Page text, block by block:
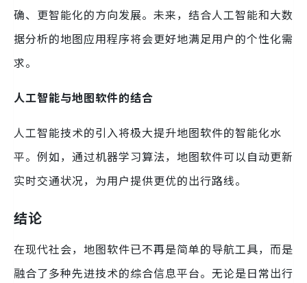
确、更智能化的方向发展。未来，结合人工智能和大数
据分析的地图应用程序将会更好地满足用户的个性化需
求。
人工智能与地图软件的结合
人工智能技术的引入将极大提升地图软件的智能化水
平。例如，通过机器学习算法，地图软件可以自动更新
实时交通状况，为用户提供更优的出行路线。
结论
在现代社会，地图软件已不再是简单的导航工具，而是
融合了多种先进技术的综合信息平台。无论是日常出行